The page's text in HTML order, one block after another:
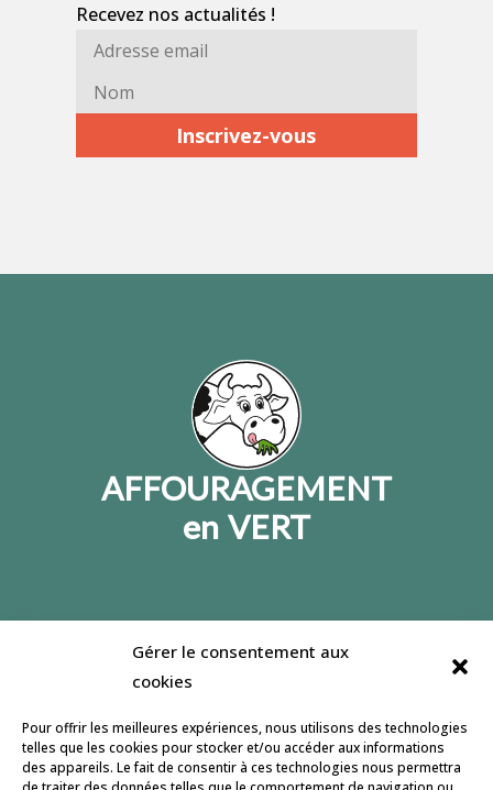
Gérer le consentement aux
cookies
Pour offrir les meilleures expériences, nous utilisons des technologies
telles que les cookies pour stocker et/ou accéder aux informations
des appareils. Le fait de consentir à ces technologies nous permettra
Recevez nos actualités !
Adresse
Nom*
AFFOURAGEMENT
en VERT
Jeulin lance un site dédié à l’affouragement en
vert, son but : informer et accompagner le
nous pour partager et échanger sur notrepage
facebook.